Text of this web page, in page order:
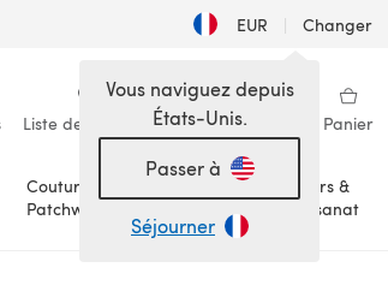
EUR | Changer
Liste de souhaits Ma bibliothèque Panier
Couture &
Patchwork
Loisirs &
Artisanat
Vous naviguez depuis
États-Unis.
Passer à
Séjourner